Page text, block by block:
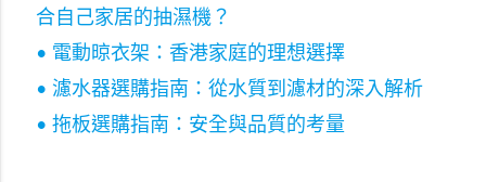
合自己家居的抽濕機？
• 電動晾衣架：香港家庭的理想選擇
• 濾水器選購指南：從水質到濾材的深入解析
• 拖板選購指南：安全與品質的考量